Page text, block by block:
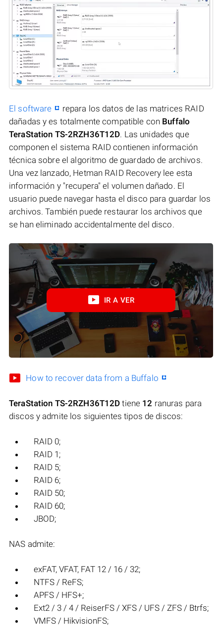
El software
repara los datos de las matrices RAID
dañadas y es totalmente compatible con Buffalo
TeraStation TS-2RZH36T12D. Las unidades que
componen el sistema RAID contienen información
técnica sobre el algoritmo de guardado de archivos.
Una vez lanzado, Hetman RAID Recovery lee esta
información y "recupera" el volumen dañado. El
usuario puede navegar hasta el disco para guardar los
archivos. También puede restaurar los archivos que
se han eliminado accidentalmente del disco.
IR A VER
How to recover data from a Buffalo
TeraStation TS-2RZH36T12D tiene 12 ranuras para
discos y admite los siguientes tipos de discos:
RAID 0;
RAID 1;
RAID 5;
RAID 6;
RAID 50;
RAID 60;
JBOD;
NAS admite:
exFAT, VFAT, FAT 12 / 16 / 32;
NTFS / ReFS;
APFS / HFS+;
Ext2 / 3 / 4 / ReiserFS / XFS / UFS / ZFS / Btrfs;
VMFS / HikvisionFS;